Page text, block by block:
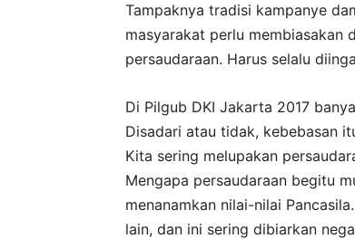
Tampaknya tradisi kampanye
masyarakat perlu membiasakan
persaudaraan. Harus selalu
Di Pilgub DKI Jakarta 2017
Disadari atau tidak, kebebasan
Kita sering melupakan
Mengapa persaudaraan begitu
menanamkan nilai-nilai
lain, dan ini sering dibiarkan